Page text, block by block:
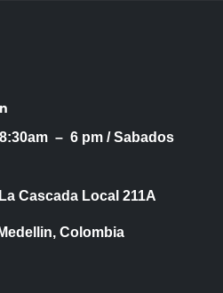
– 6 pm /Sabados
Cascada Local 211A
Colombia